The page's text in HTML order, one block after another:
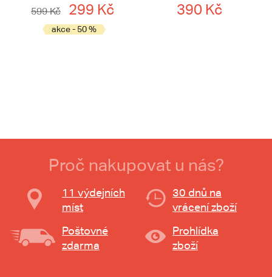
599 Kč
299 Kč
akce - 50 %
390 Kč
Proč nakupovat u nás?
11 výdejních
míst
30 dnů na
vrácení zboží
Poštovné
zdarma
Prohlídka
zboží